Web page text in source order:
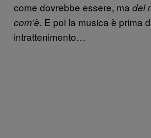
come dovrebbe essere, ma del
com’è. E poi la musica è prima
intrattenimento…